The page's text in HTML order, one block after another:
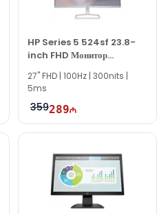
связаться с нами через
наши опытные
ежедневно с 10:00 до 19:00.
интерес к нашей
HP Series 5 524sf 23.8-
inch FHD Монитор
94C17AA
27'' FHD | 100Hz | 300nits |
5ms
359289